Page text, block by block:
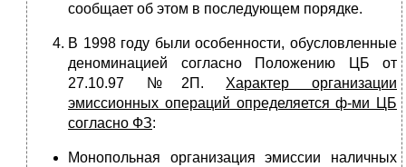
сообщает об этом в последующем порядке.
В 1998 году были особенности, обусловленные
деноминацией согласно Положению ЦБ от
27.10.97 №2П. Характер организации
эмиссионных операций определяется ф-ми ЦБ
согласно ФЗ:
Монопольная организация эмиссии наличных